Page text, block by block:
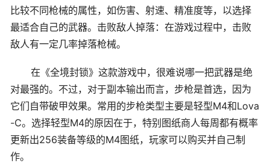
比较不同枪械的属性，如伤害、射速、精准度等，以选择
最适合自己的武器。击败敌人掉落：在游戏过程中，击败
敌人有一定几率掉落枪械。
在《全境封锁》这款游戏中，很难说哪一把武器是绝
对最强的。不过，对于副本输出而言，步枪是首选，因为
它们自带破甲效果。常用的步枪类型主要是轻型M4和Lova
-C。选择轻型M4的原因在于，特别图纸商人每周都有概率
更新出256装备等级的M4图纸，玩家可以购买并自己制
作。